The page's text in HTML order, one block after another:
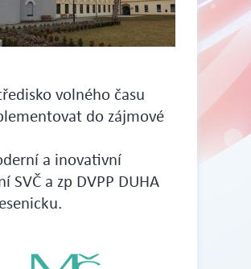
volného času
do zájmové
a inovativní
a zp DVPP DUHA